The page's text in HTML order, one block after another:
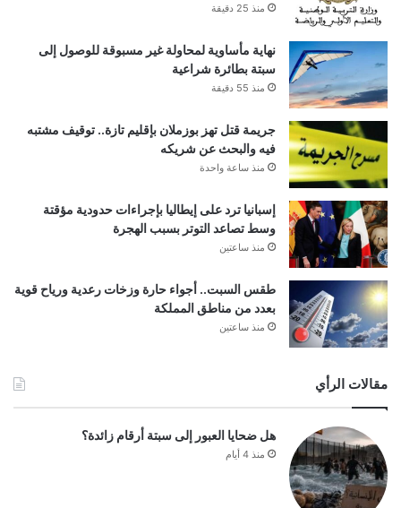
منذ 25 دقيقة
نهاية مأساوية لمحاولة غير مسبوقة للوصول إلى
سبتة بطائرة شراعية
منذ 55 دقيقة
جريمة قتل تهز بوزملان بإقليم تازة.. توقيف مشتبه
فيه والبحث عن شريكه
منذ ساعة واحدة
إسبانيا ترد على إيطاليا بإجراءات حدودية مؤقتة
وسط تصاعد التوتر بسبب الهجرة
منذ ساعتين
طقس السبت.. أجواء حارة وزخات رعدية ورياح قوية
بعدد من مناطق المملكة
منذ ساعتين
مقالات الرأي
هل ضحايا العبور إلى سبتة أرقام زائدة؟
منذ 4 أيام